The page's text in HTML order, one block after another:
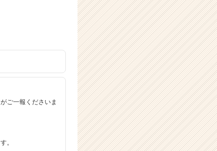
ご一報くださいま
。